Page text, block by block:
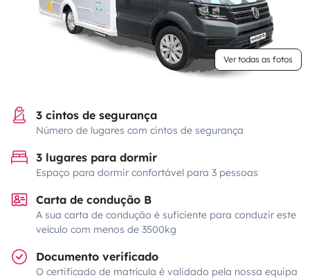
Ver todas as fotos
3 cintos de segurança
Número de lugares com cintos de segurança
3 lugares para dormir
Espaço para dormir confortável para 3 pessoas
Carta de condução B
A sua carta de condução é suficiente para conduzir este
veículo com menos de 3500kg
Documento verificado
O certificado de matrícula é validado pela nossa equipa